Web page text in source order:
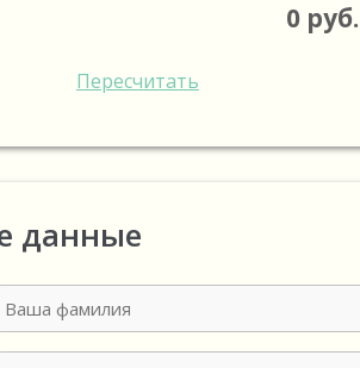
0 руб.
Пересчитать
данные